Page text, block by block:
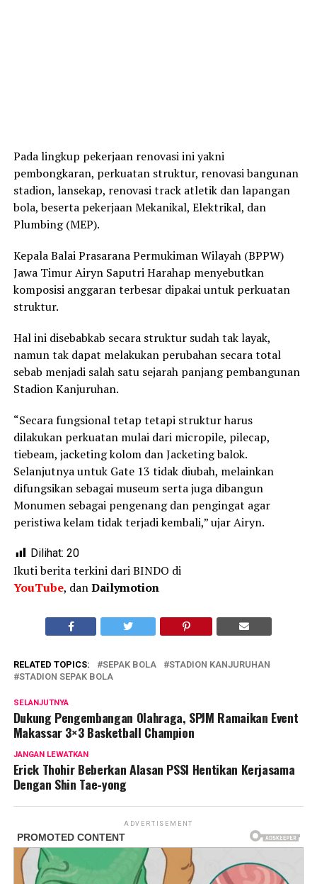
Pada lingkup pekerjaan renovasi ini yakni
pembongkaran, perkuatan struktur, renovasi bangunan
stadion, lansekap, renovasi track atletik dan lapangan
bola, beserta pekerjaan Mekanikal, Elektrikal, dan
Plumbing (MEP).
Kepala Balai Prasarana Permukiman Wilayah (BPPW)
Jawa Timur Airyn Saputri Harahap menyebutkan
komposisi anggaran terbesar dipakai untuk perkuatan
struktur.
Hal ini disebabkab secara struktur sudah tak layak,
namun tak dapat melakukan perubahan secara total
sebab menjadi salah satu sejarah panjang pembangunan
Stadion Kanjuruhan.
“Secara fungsional tetap tetapi struktur harus
dilakukan perkuatan mulai dari micropile, pilecap,
tiebeam, jacketing kolom dan Jacketing balok.
Selanjutnya untuk Gate 13 tidak diubah, melainkan
difungsikan sebagai museum serta juga dibangun
Monumen sebagai pengenang dan pengingat agar
peristiwa kelam tidak terjadi kembali,” ujar Airyn.
Dilihat: 20
Ikuti berita terkini dari BINDO di
YouTube, danDailymotion
RELATED TOPICS: SEPAK BOLA
STADION KANJURUHAN
STADION SEPAK BOLA
SELANJUTNYA
Dukung Pengembangan Olahraga, SPJM Ramaikan Event
Makassar 3×3 Basketball Champion
JANGAN LEWATKAN
Erick Thohir Beberkan Alasan PSSI Hentikan Kerjasama
Dengan Shin Tae-yong
ADVERTISEMENT